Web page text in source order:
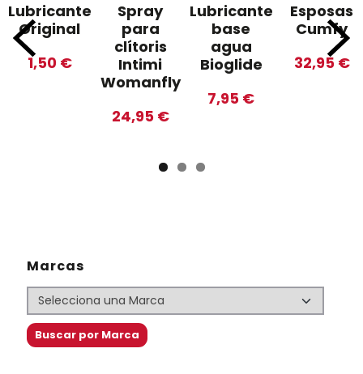
Marcas
Lubricante
Original
1,50 €
Spray
para
clítoris
Intimi
Womanfly
24,95 €
Lubricante
base
agua
Bioglide
7,95 €
Esposas
Cumfy
32,95 €